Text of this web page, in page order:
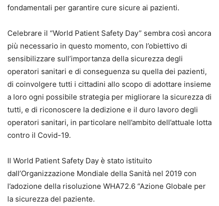
fondamentali per garantire cure sicure ai pazienti.
Celebrare il “World Patient Safety Day” sembra così ancora
più necessario in questo momento, con l’obiettivo di
sensibilizzare sull’importanza della sicurezza degli
operatori sanitari e di conseguenza su quella dei pazienti,
di coinvolgere tutti i cittadini allo scopo di adottare insieme
a loro ogni possibile strategia per migliorare la sicurezza di
tutti, e di riconoscere la dedizione e il duro lavoro degli
operatori sanitari, in particolare nell’ambito dell’attuale lotta
contro il Covid-19.
Il World Patient Safety Day è stato istituito
dall’Organizzazione Mondiale della Sanità nel 2019 con
l’adozione della risoluzione WHA72.6 “Azione Globale per
la sicurezza del paziente.